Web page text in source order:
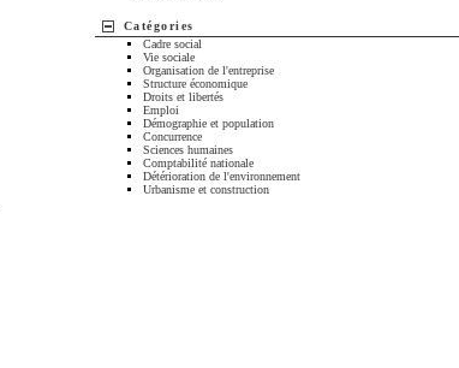
Catégories
Cadre social
Vie sociale
Organisation de l'entreprise
Structure économique
Droits et libertés
Emploi
Démographie et population
Concurrence
Sciences humaines
Comptabilité nationale
Détérioration de l'environnement
Urbanisme et construction